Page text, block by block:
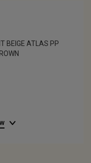
BEIGE ATLAS PP